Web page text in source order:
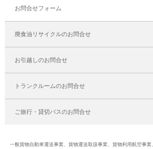
お問合せフォーム
廃食油リサイクルのお問合せ
お引越しのお問合せ
トランクルームのお問合せ
ご旅行・貸切バスのお問合せ
一般貨物自動車運送事業、貨物運送取扱事業、貨物利用航空事業